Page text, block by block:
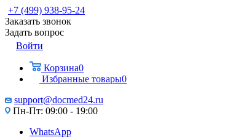
+7 (499) 938-95-24
Заказать звонок
Задать вопрос
Войти
Корзина0
Избранные товары0
support@docmed24.ru
Пн-Пт: 09:00 - 19:00
WhatsApp